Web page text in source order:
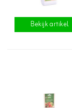
Bekijk artikel